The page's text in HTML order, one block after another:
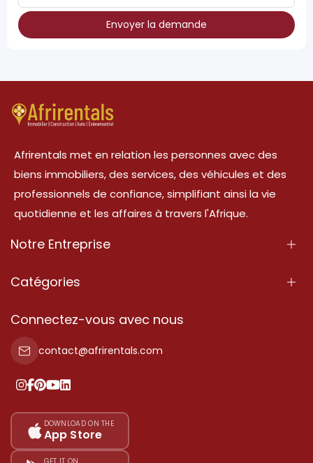
Envoyer la demande
Afrirentals met en relation les personnes avec des
biens immobiliers, des services, des véhicules et des
professionnels de confiance, simplifiant ainsi la vie
quotidienne et les affaires à travers l'Afrique.
Notre Entreprise
À Propos
Conditions d'Utilisation
Politique de Confidentialité
Nos tarifs
Plan du site
Catégories
Propriété
Propriété à vendre
Propriété à louer
Ajoutez votre témoignage
Connectez-vous avec nous
contact@afrirentals.com
DOWNLOAD ON THE
App Store